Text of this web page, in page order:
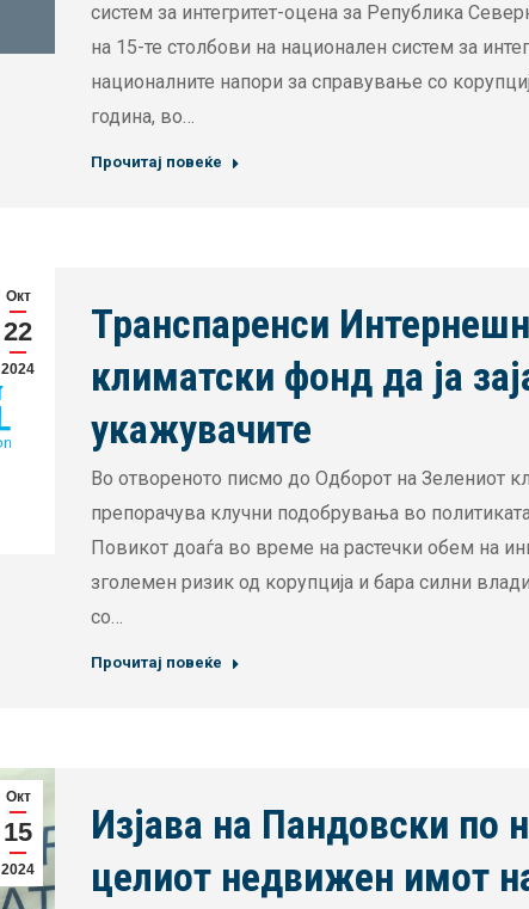
систем за интегритет-оцена за Република
на 15-те столбови на национален систем за
националните напори за справување со
година, во…
Прочитај повеќе
Окт
22
2024
Транспаренси
климатски фонд да ја
укажувачите
Во отвореното писмо до Одборот на Зелениот
препорачува клучни подобрувања во
Повикот доаѓа во време на растечки обем на
зголемен ризик од корупција и бара силни
со…
Прочитај повеќе
Окт
15
2024
Изјава на Пандовски по
целиот недвижен имот